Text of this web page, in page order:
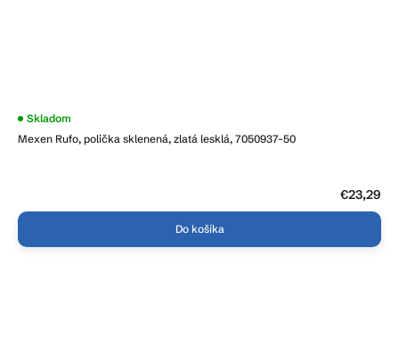
Mexen Rufo, polička sklenená, zlatá lesklá, 7050937-50
Priemerné
produktu
Skladom
€23,29
Do košíka